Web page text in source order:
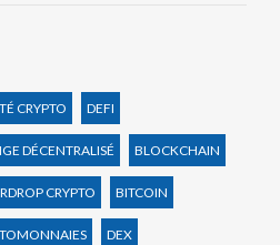
CRYPTO DEFI
DÉCENTRALISÉ BLOCKCHAIN
CRYPTO BITCOIN
DEX